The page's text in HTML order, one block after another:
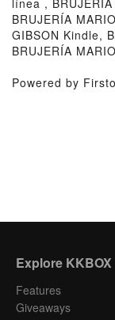
línea ,
BRUJERÍA
GIBSON Kindle,
BRUJERÍA
Powered by
Explore KKBOX
Features
Giveaways